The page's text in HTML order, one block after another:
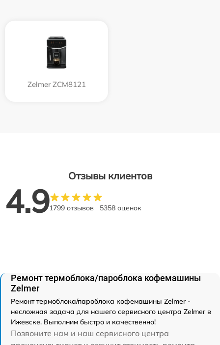
Zelmer ZCM8121
Отзывы клиентов
4.91799 отзывов 5358 оценок
Ремонт термоблока/пароблока кофемашины
Zelmer
Ремонт термоблока/пароблока кофемашины Zelmer -
несложная задача для нашего сервисного центра Zelmer в
Ижевске. Выполним быстро и качественно!
Позвоните нам и наш сервисного центра